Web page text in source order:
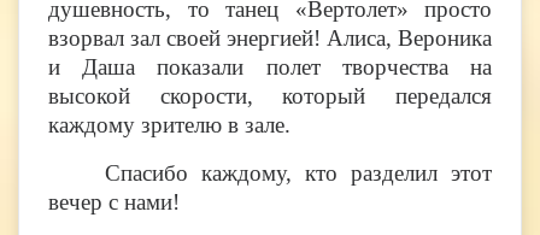
душевность, то танец «Вертолет» просто
взорвал зал своей энергией! Алиса, Вероника
и Даша показали полет творчества на
высокой скорости, который передался
каждому зрителю в зале.
Спасибо каждому, кто разделил этот
вечер с нами!​​​​​​​